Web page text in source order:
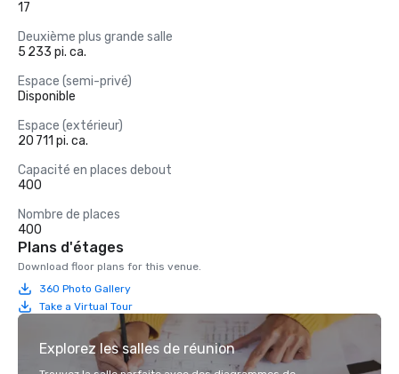
17
Deuxième plus grande salle
5 233 pi. ca.
Espace (semi-privé)
Disponible
Espace (extérieur)
20 711 pi. ca.
Capacité en places debout
400
Nombre de places
400
Plans d'étages
Download floor plans for this venue.
360 Photo Gallery
Take a Virtual Tour
Explorez les salles de réunion